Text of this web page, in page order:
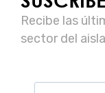
Recibe las
sector del